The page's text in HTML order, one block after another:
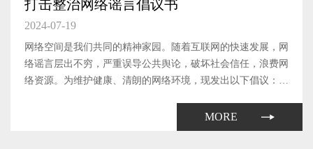
打击整治网络谣言倡议书
2024-07-19
网络空间是我们共同的精神家园。随着互联网的快速发展，网
络谣言层出不穷，严重误导公共舆论，破坏社会信任，浪费网
络资源。为维护健康、清朗的网络环境，现发出以下倡议：
要多方查证，不随意转发未经证实的信息；提高自身的媒介素
MORE